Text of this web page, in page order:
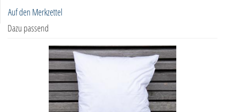
Auf den Merkzettel
Dazu passend